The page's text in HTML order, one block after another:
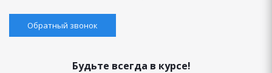
Обратный звонок
Будьте всегда в курсе!